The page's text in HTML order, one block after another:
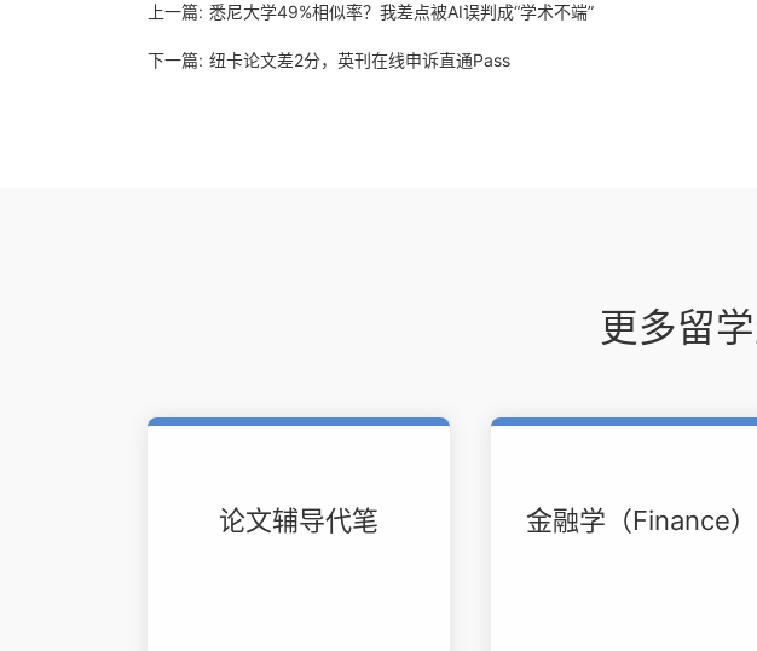
上一篇: 悉尼大学49%相似率？我差点被AI误判成“学术不端”
下一篇: 纽卡论文差2分，英刊在线申诉直通Pass
更多留
论文辅导代笔 金融学（Finance）